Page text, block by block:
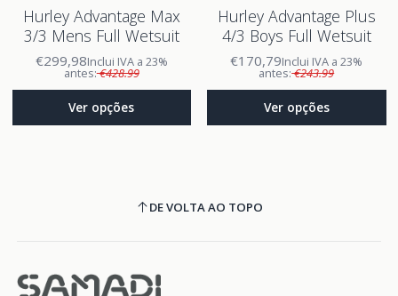
Hurley Advantage Max
3/3 Mens Full Wetsuit
€299,98Inclui IVA a 23%
antes:€428.99
Ver opções
Hurley Advantage Plus
4/3 Boys Full Wetsuit
€170,79Inclui IVA a 23%
antes:€243.99
Ver opções
DE VOLTA AO TOPO